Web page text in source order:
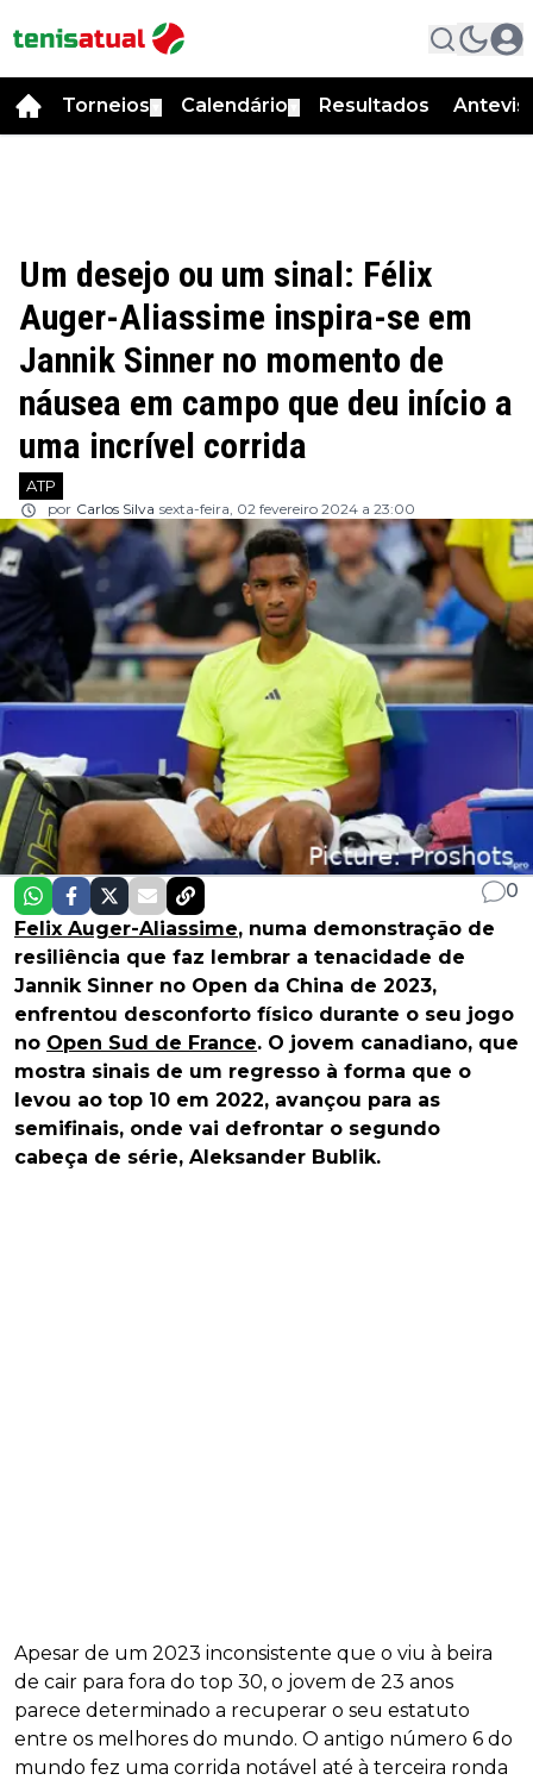
Torneios Calendário Resultados
Um desejo ou um sinal: Félix
Auger-Aliassime inspira-se em
Jannik Sinner no momento de
náusea em campo que deu início a
uma incrível corrida
ATP
por Carlos Silva sexta-feira, 02 fevereiro 2024 a 23:00
0
Felix Auger-Aliassime, numa demonstração de
resiliência que faz lembrar a tenacidade de
Jannik Sinner no Open da China de 2023,
enfrentou desconforto físico durante o seu jogo
no Open Sud de France. O jovem canadiano, que
mostra sinais de um regresso à forma que o
levou ao top 10 em 2022, avançou para as
semifinais, onde vai defrontar o segundo
cabeça de série, Aleksander Bublik.
Apesar de um 2023 inconsistente que o viu à beira
de cair para fora do top 30, o jovem de 23 anos
parece determinado a recuperar o seu estatuto
entre os melhores do mundo. O antigo número 6 do
mundo fez uma corrida notável até à terceira ronda